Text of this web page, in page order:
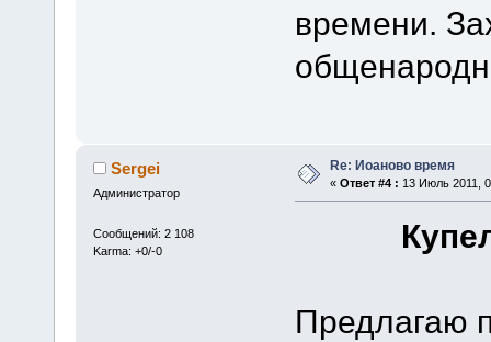
времени.
Sergei
Администратор
Сообщений: 2 108
Karma: +0/-0
Re: Иоаново время
« Ответ #4 : 13 Июль 2011,
Предлагаю